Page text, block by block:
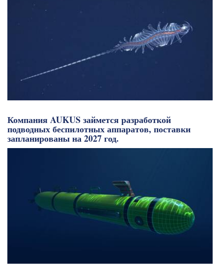
Компания AUKUS займется разработкой
подводных беспилотных аппаратов, поставки
запланированы на 2027 год.